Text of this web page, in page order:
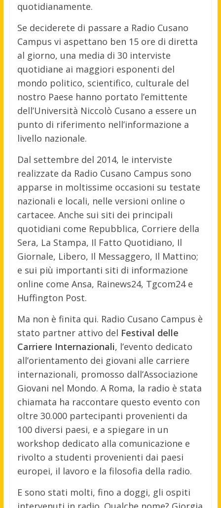
quotidianamente.
Se deciderete di passare a Radio Cusano
Campus vi aspettano ben 15 ore di diretta
al giorno, una media di 30 interviste
quotidiane ai maggiori esponenti del
mondo politico, scientifico, culturale del
nostro Paese hanno portato l’emittente
dell’Università Niccolò Cusano a essere un
punto di riferimento nell’informazione a
livello nazionale.
Dal settembre del 2014, le interviste
realizzate da Radio Cusano Campus sono
apparse in moltissime occasioni su testate
nazionali e locali, nelle versioni online o
cartacee. Anche sui siti dei principali
quotidiani come Repubblica, Corriere della
Sera, La Stampa, Il Fatto Quotidiano, Il
Giornale, Libero, Il Messaggero, Il Mattino;
e sui più importanti siti di informazione
online come Ansa, Rainews24, Tgcom24 e
Huffington Post.
Ma non è finita qui. Radio Cusano Campus è
stato partner attivo del Festival delle
Carriere Internazionali, l’evento dedicato
all’orientamento dei giovani alle carriere
internazionali, promosso dall’Associazione
Giovani nel Mondo. A Roma, la radio è stata
chiamata ha raccontare questo evento con
oltre 30.000 partecipanti provenienti da
100 diversi paesi, e a spiegare in un
workshop dedicato alla comunicazione e
rivolto a studenti provenienti dai paesi
europei, il lavoro e la filosofia della radio.
E sono stati molti, fino a doggi, gli ospiti